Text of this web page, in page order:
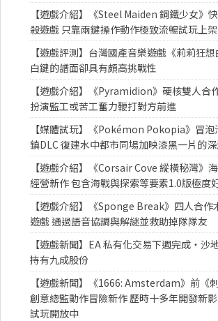
【遊戲介紹】《Steel Maiden 鋼鐵少女》
殺遊戲 只靠兩鍵操作動作極致流暢試玩上
【遊戲評測】台灣國產音樂遊戲《莉莉狂
白鍵的譜面卻具有頗高挑戰性
【遊戲介紹】《Pyramidion》硬核雙人合
扮演監工或苦工奮力鞭打對方前進
【媒體試玩】《Pokémon Pokopia》冒泡
鎮DLC 復建水中都市同場加映漆黑一片的
【遊戲介紹】《Corsair Cove 縱橫秘灣》
經營新作 包含海戰與探索等要素1.0版極度
【遊戲介紹】《Sponge Break》四人合作
遊戲 通過語音協調與解謎並救助掉隊隊友
【遊戲新聞】EA 私有化交易下週完成・沙
持有九成股份
【遊戲新聞】《1666: Amsterdam》前《
創意總監動作冒險新作 歷時十多年開發新
試玩開放中